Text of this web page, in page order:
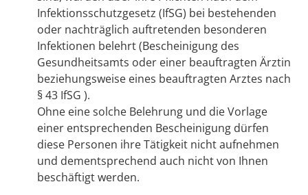
Infektionsschutzgesetz (IfSG) bei bestehenden
oder nachträglich auftretenden besonderen
Infektionen belehrt (Bescheinigung des
Gesundheitsamts oder einer beauftragten Ärztin
beziehungsweise eines beauftragten Arztes nach
§ 43 IfSG ).
Ohne eine solche Belehrung und die Vorlage
einer entsprechenden Bescheinigung dürfen
diese Personen ihre Tätigkeit nicht aufnehmen
und dementsprechend auch nicht von Ihnen
beschäftigt werden.